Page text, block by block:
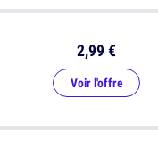
2,99 €
Voir l'offre